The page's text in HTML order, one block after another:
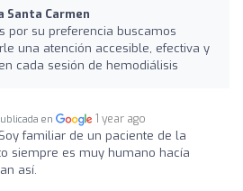
Santa Carmen
por su preferencia buscamos
una atención accesible, efectiva y
cada sesión de hemodiálisis
en 1 year ago
Soy familiar de un paciente de la
siempre es muy humano hacía
así.